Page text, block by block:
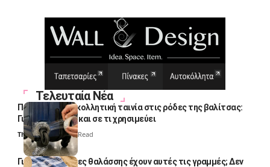
Τελευταία Νέα
Πολλοί βάζουν κολλητική ταινία στις ρόδες της βαλίτσας:
Γιατί το κάνουν και σε τι χρησιμεύει
Thali Ombre 4 Min Read
Γιατί οι πετσέτες θαλάσσης έχουν αυτές τις γραμμές; Δεν